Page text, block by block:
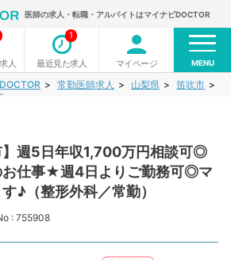
医師の求人・転職・アルバイトはマイナビDOCTOR
人 最近見た求人
1
マイページ MENU
常勤医師求人 山梨県 笛吹市
】週5日年収1,700万円相談可◎
お仕事★週4日よりご勤務可◎マ
♪（整形外科／常勤）
: 755908